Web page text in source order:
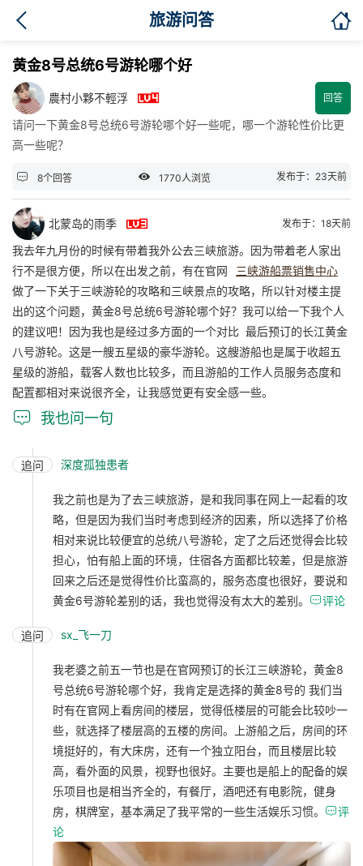
旅游问答 
黄金8号总统6号游轮哪个好
農村小夥不輕浮  回答
请问一下黄金8号总统6号游轮哪个好一些呢，哪一个游轮性价比更
高一些呢？
 8个回答  1770人浏览 发布于：23天前
北蒙岛的雨季  发布于：18天前
我去年九月份的时候有带着我外公去三峡旅游。因为带着老人家出
行不是很方便，所以在出发之前，有在官网
三峡游船票销售中心
做了一下关于三峡游轮的攻略和三峡景点的攻略，所以针对楼主提
出的这个问题，黄金8号总统6号游轮哪个好？我可以给一下我个人
的建议吧！因为我也是经过多方面的一个对比 最后预订的长江黄金
八号游轮。这是一艘五星级的豪华游轮。这艘游船也是属于收超五
星级的游船，载客人数也比较多，而且游船的工作人员服务态度和
配置都相对来说很齐全，让我感觉更有安全感一些。
 我也问一句
追问 深度孤独患者
我之前也是为了去三峡旅游，是和我同事在网上一起看的攻
略，但是因为我们当时考虑到经济的因素，所以选择了价格
相对来说比较便宜的总统八号游轮，定了之后还觉得会比较
担心，怕有船上面的环境，住宿各方面都比较差，但是旅游
回来之后还是觉得性价比蛮高的，服务态度也很好，要说和
黄金6号游轮差别的话，我也觉得没有太大的差别。 评论
追问 sx_飞一刀
我老婆之前五一节也是在官网预订的长江三峡游轮，黄金8
号总统6号游轮哪个好，我肯定是选择的黄金8号的 我们当
时有在官网上看房间的楼层，觉得低楼层的可能会比较吵一
些，就选择了楼层高的五楼的房间。上游船之后，房间的环
境挺好的，有大床房，还有一个独立阳台，而且楼层比较
高，看外面的风景，视野也很好。主要也是船上的配备的娱
乐项目也是相当齐全的，有餐厅，酒吧还有电影院，健身
房，棋牌室，基本满足了我平常的一些生活娱乐习惯。 评
论